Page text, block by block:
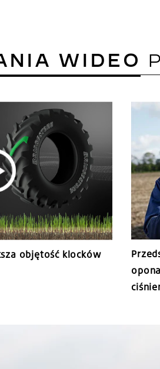
WIDEO
objętość klocków